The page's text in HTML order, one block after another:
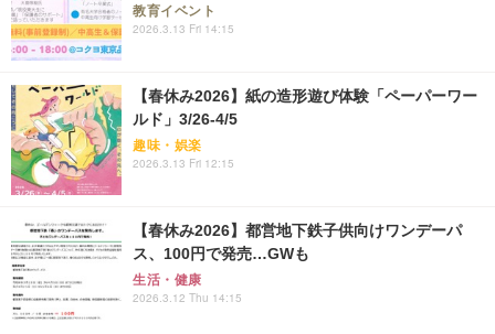
教育イベント
2026.3.13 Fri 14:15
【春休み2026】紙の造形遊び体験「ペーパーワー
ルド」3/26-4/5
趣味・娯楽
2026.3.13 Fri 12:15
【春休み2026】都営地下鉄子供向けワンデーパ
ス、100円で発売…GWも
生活・健康
2026.3.12 Thu 14:15